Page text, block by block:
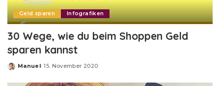
Geld sparen Infografiken
30 Wege, wie du beim Shoppen Geld
sparen kannst
Posted
Manuel 15. November 2020